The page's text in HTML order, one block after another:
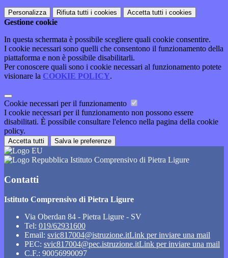
Personalizza Rifiuta tutti i cookies Accetta tutti i cookies
Gestione cookie
In questa schermata è possibile scegliere quali cookie consentire.
I cookie necessari sono quelli che consentono il funzionamento della
piattaforma e non è possibile disabilitarli.
Per conoscere quali sono i cookie necessari al funzionamento potete
visionare la COOKIE POLICY.
Cookie necessari per il funzionamento
I cookie necessari per il funzionamento non possono essere
disabilitati. È possibile consultare l'elenco nella pagina della cookie
policy.
Accetta tutti Salva le preferenze
Istituto Comprensivo di Pietra Ligure
Contatti
Istituto Comprensivo di Pietra Ligure
Via Oberdan 84 - Pietra Ligure - SV
Tel: 019/62931600
Email: svic817004@istruzione.itLink per inviare una mail
PEC: svic817004@pec.istruzione.itLink per inviare una mail
C.F.: 90056990097